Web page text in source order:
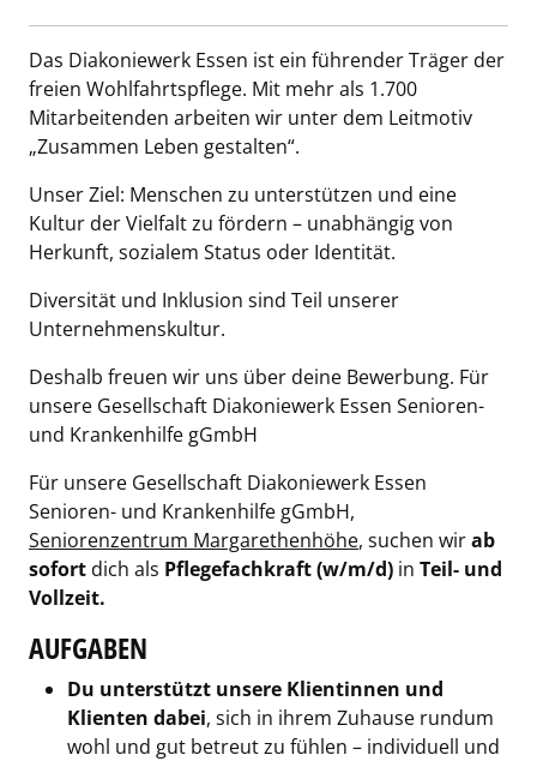
Das Diakoniewerk Essen ist ein führender Träger der
freien Wohlfahrtspflege. Mit mehr als 1.700
Mitarbeitenden arbeiten wir unter dem Leitmotiv
„Zusammen Leben gestalten“.
Unser Ziel: Menschen zu unterstützen und eine
Kultur der Vielfalt zu fördern – unabhängig von
Herkunft, sozialem Status oder Identität.
Diversität und Inklusion sind Teil unserer
Unternehmenskultur.
Deshalb freuen wir uns über deine Bewerbung. Für
unsere Gesellschaft Diakoniewerk Essen Senioren-
und Krankenhilfe gGmbH
Für unsere Gesellschaft Diakoniewerk Essen
Senioren- und Krankenhilfe gGmbH,
Seniorenzentrum Margarethenhöhe, suchen wirab
sofort dich als Pflegefachkraft (w/m/d) in Teil- und
Vollzeit.
AUFGABEN
Du unterstützt unsere Klientinnen und
Klienten dabei, sich in ihrem Zuhause rundum
wohl und gut betreut zu fühlen – individuell und